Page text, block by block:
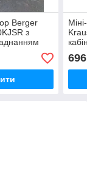
Berger
з
380